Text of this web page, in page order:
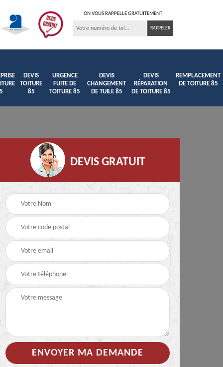
ON VOUS RAPPELLE GRATUITEMENT
DEVIS
TOITURE
85
URGENCE
FUITE DE
TOITURE 85
DEVIS
CHANGEMENT
DE TUILE 85
DEVIS
RÉPARATION
DE TOITURE 85
REMPLACEMENT
DE TOITURE 85
Démoussage
nettoyage de tuile 85
Devis pose de
gouttière 85
DEVIS GRATUIT